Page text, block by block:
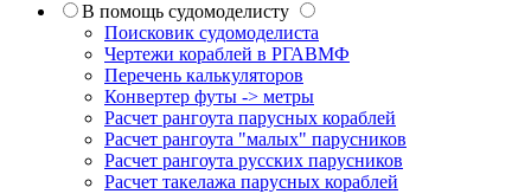
В помощь судомоделисту
Поисковик судомоделиста
Чертежи кораблей в РГАВМФ
Перечень калькуляторов
Конвертер футы -> метры
Расчет рангоута парусных кораблей
Расчет рангоута "малых" парусников
Расчет рангоута русских парусников
Расчет такелажа парусных кораблей